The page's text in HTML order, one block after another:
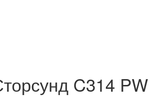
C314 PW